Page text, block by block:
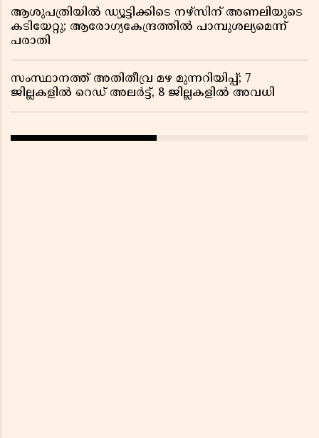
ആശുപത്രിയിൽ ഡ്യൂട്ടിക്കിടെ നഴ്സിന് അണലിയുടെ
കടിയേറ്റു; ആരോഗ്യകേന്ദ്രത്തിൽ പാമ്പുശല്യമെന്ന്
പരാതി
സംസ്ഥാനത്ത് അതിതീവ്ര മഴ മുന്നറിയിപ്പ്; 7
ജില്ലകളിൽ റെഡ് അലർട്ട്, 8 ജില്ലകളിൽ അവധി